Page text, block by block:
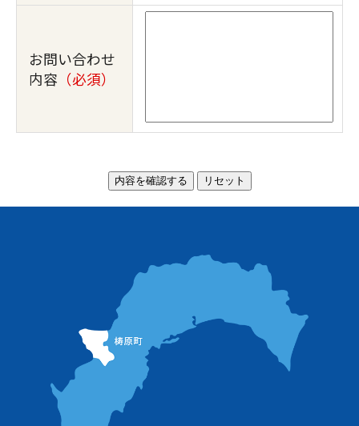
お問い合わせ
内容 （必須）